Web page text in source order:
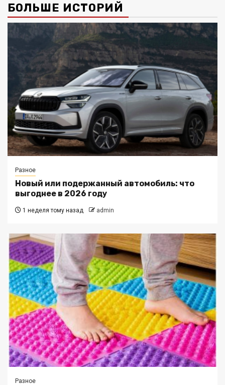
БОЛЬШЕ ИСТОРИЙ
Разное
Новый или подержанный автомобиль: что
выгоднее в 2026 году
1 неделя тому назад admin
Разное